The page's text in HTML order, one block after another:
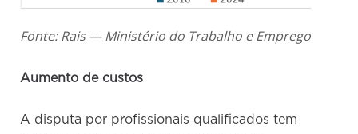
Fonte: Rais — Ministério do Trabalho e Emprego
Aumento de custos
A disputa por profissionais qualificados tem